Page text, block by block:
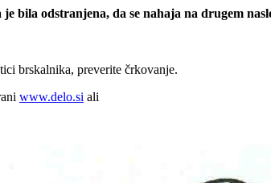
bila odstranjena, da se nahaja na drugem
brskalnika, preverite črkovanje.
www.delo.si ali